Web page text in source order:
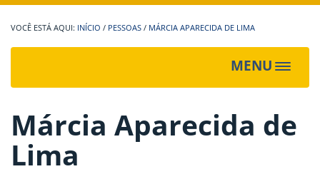
INÍCIO / PESSOAS / MÁRCIA APARECIDA DE LIMA
MENU
Toggle
Márcia Aparecida de
Lima